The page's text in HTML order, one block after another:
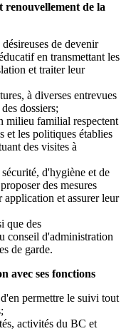
renouvellement de la
de devenir
en transmettant les
et traiter leur
à diverses entrevues
dossiers;
milieu familial respectent
et les politiques établies
des visites à
d'hygiène et de
des mesures
et assurer leur
que des
conseil d'administration
de garde.
avec ses fonctions
permettre le suivi tout
activités du BC et